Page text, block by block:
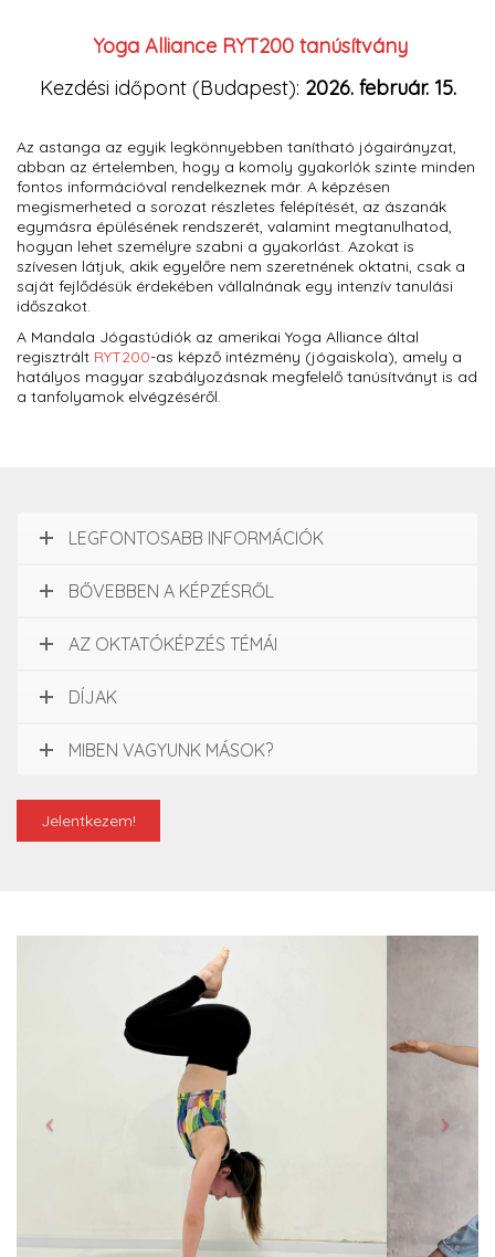
Yoga Alliance RYT200 tanúsítvány
Kezdési időpont (Budapest): 2026. február. 15.
Az astanga az egyik legkönnyebben tanítható jógairányzat,
abban az értelemben, hogy a komoly gyakorlók szinte minden
fontos információval rendelkeznek már. A képzésen
megismerheted a sorozat részletes felépítését, az ászanák
egymásra épülésének rendszerét, valamint megtanulhatod,
hogyan lehet személyre szabni a gyakorlást. Azokat is
szívesen látjuk, akik egyelőre nem szeretnének oktatni, csak a
saját fejlődésük érdekében vállalnának egy intenzív tanulási
időszakot.
A Mandala Jógastúdiók az amerikai Yoga Alliance által
regisztrált RYT200-as képző intézmény (jógaiskola), amely a
hatályos magyar szabályozásnak megfelelő tanúsítványt is ad
a tanfolyamok elvégzéséről.
LEGFONTOSABB INFORMÁCIÓK
BŐVEBBEN A KÉPZÉSRŐL
AZ OKTATÓKÉPZÉS TÉMÁI
DÍJAK
MIBEN VAGYUNK MÁSOK?
Jelentkezem!